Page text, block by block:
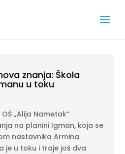
znanja: Škola
u toku
„Alija Nametak“
na planini Igman, koja se
nastavnika Armina
je u toku i traje još dva